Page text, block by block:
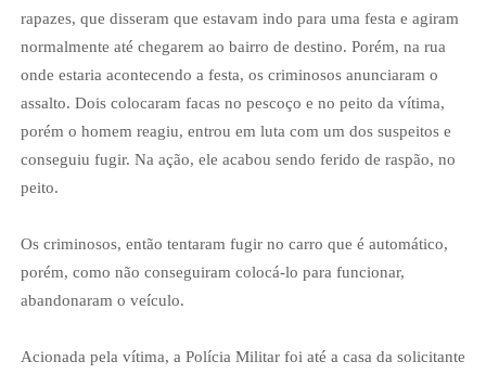
rapazes, que disseram que estavam indo para uma festa e agiram
normalmente até chegarem ao bairro de destino. Porém, na rua
onde estaria acontecendo a festa, os criminosos anunciaram o
assalto. Dois colocaram facas no pescoço e no peito da vítima,
porém o homem reagiu, entrou em luta com um dos suspeitos e
conseguiu fugir. Na ação, ele acabou sendo ferido de raspão, no
peito.
Os criminosos, então tentaram fugir no carro que é automático,
porém, como não conseguiram colocá-lo para funcionar,
abandonaram o veículo.
Acionada pela vítima, a Polícia Militar foi até a casa da solicitante